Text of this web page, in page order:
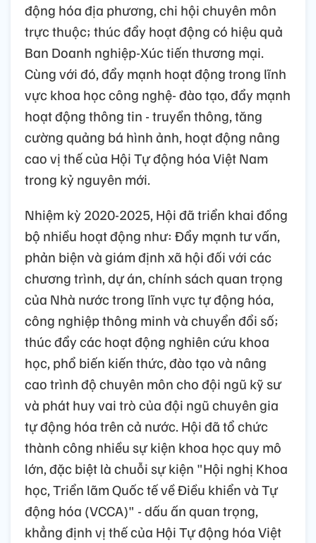
động hóa địa phương, chi hội chuyên môn
trực thuộc; thúc đẩy hoạt động có hiệu quả
Ban Doanh nghiệp-Xúc tiến thương mại.
Cùng với đó, đẩy mạnh hoạt động trong lĩnh
vực khoa học công nghệ- đào tạo, đẩy mạnh
hoạt động thông tin - truyền thông, tăng
cường quảng bá hình ảnh, hoạt động nâng
cao vị thế của Hội Tự động hóa Việt Nam
trong kỷ nguyên mới.
Nhiệm kỳ 2020-2025, Hội đã triển khai đồng
bộ nhiều hoạt động như: Đẩy mạnh tư vấn,
phản biện và giám định xã hội đối với các
chương trình, dự án, chính sách quan trọng
của Nhà nước trong lĩnh vực tự động hóa,
công nghiệp thông minh và chuyển đổi số;
thúc đẩy các hoạt động nghiên cứu khoa
học, phổ biến kiến thức, đào tạo và nâng
cao trình độ chuyên môn cho đội ngũ kỹ sư
và phát huy vai trò của đội ngũ chuyên gia
tự động hóa trên cả nước. Hội đã tổ chức
thành công nhiều sự kiện khoa học quy mô
lớn, đặc biệt là chuỗi sự kiện "Hội nghị Khoa
học, Triển lãm Quốc tế về Điều khiển và Tự
động hóa (VCCA)" - dấu ấn quan trọng,
khẳng định vị thế của Hội Tự động hóa Việt